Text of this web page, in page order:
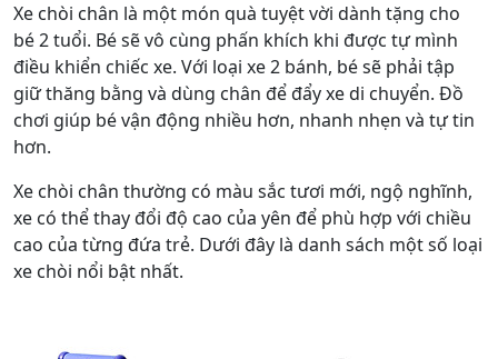
Xe chòi chân là một món quà tuyệt vời dành tặng cho
bé 2 tuổi. Bé sẽ vô cùng phấn khích khi được tự mình
điều khiển chiếc xe. Với loại xe 2 bánh, bé sẽ phải tập
giữ thăng bằng và dùng chân để đẩy xe di chuyển. Đồ
chơi giúp bé vận động nhiều hơn, nhanh nhẹn và tự tin
hơn.
Xe chòi chân thường có màu sắc tươi mới, ngộ nghĩnh,
xe có thể thay đổi độ cao của yên để phù hợp với chiều
cao của từng đứa trẻ. Dưới đây là danh sách một số loại
xe chòi nổi bật nhất.